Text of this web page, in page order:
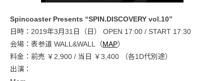
Spincoaster Presents “SPIN.DISCOVERY vol.10”
日時：2019年3月31日（日） OPEN 17:00 / START 17:30
会場：表参道 WALL&WALL（MAP）
料金：前売 ￥2,900 / 当日 ￥3,400 （各1D代別途）
出演：